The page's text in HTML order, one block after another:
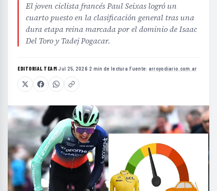
El joven ciclista francés Paul Seixas logró un
cuarto puesto en la clasificación general tras una
dura etapa reina marcada por el dominio de Isaac
Del Toro y Tadej Pogacar.
EDITORIAL TEAM·Jul 25, 2026·2 min de lectura·Fuente: arroyodiario.com.ar